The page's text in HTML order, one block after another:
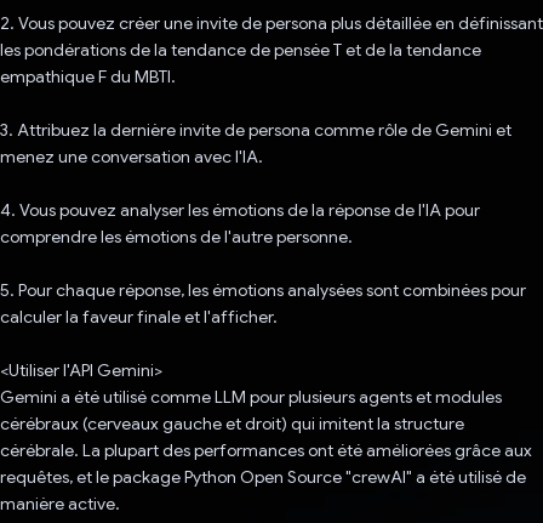
2. Vous pouvez créer une invite de persona plus détaillée en définissant
les pondérations de la tendance de pensée T et de la tendance
empathique F du MBTI.
3. Attribuez la dernière invite de persona comme rôle de Gemini et
menez une conversation avec l'IA.
4. Vous pouvez analyser les émotions de la réponse de l'IA pour
comprendre les émotions de l'autre personne.
5. Pour chaque réponse, les émotions analysées sont combinées pour
calculer la faveur finale et l'afficher.
<Utiliser l'API Gemini>
Gemini a été utilisé comme LLM pour plusieurs agents et modules
cérébraux (cerveaux gauche et droit) qui imitent la structure
cérébrale. La plupart des performances ont été améliorées grâce aux
requêtes, et le package Python Open Source "crewAI" a été utilisé de
manière active.